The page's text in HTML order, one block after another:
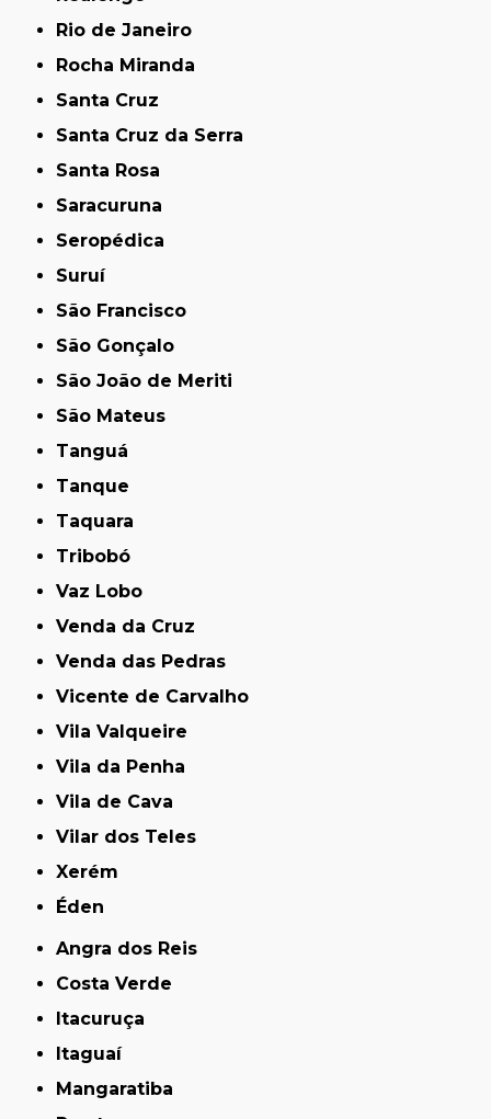
Rio de Janeiro
Rocha Miranda
Santa Cruz
Santa Cruz da Serra
Santa Rosa
Saracuruna
Seropédica
Suruí
São Francisco
São Gonçalo
São João de Meriti
São Mateus
Tanguá
Tanque
Taquara
Tribobó
Vaz Lobo
Venda da Cruz
Venda das Pedras
Vicente de Carvalho
Vila Valqueire
Vila da Penha
Vila de Cava
Vilar dos Teles
Xerém
Éden
Angra dos Reis
Costa Verde
Itacuruça
Itaguaí
Mangaratiba